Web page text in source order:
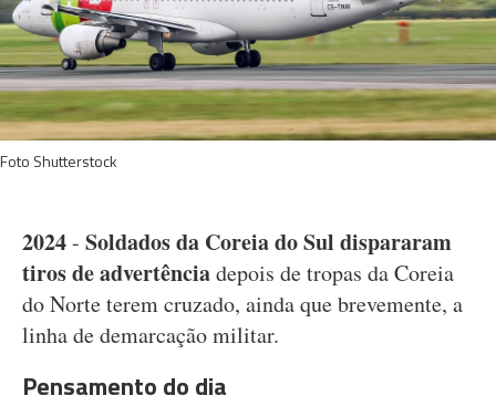
Foto Shutterstock
2024- Soldados da Coreia do Sul dispararam
tiros de advertênciadepois de tropas da Coreia
do Norte terem cruzado, ainda que brevemente, a
linha de demarcação militar.
Pensamento do dia